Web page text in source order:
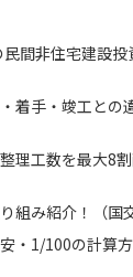
間非住宅建設投
着手・竣工との
理工数を最大8割
組み紹介！（国交
・1/100の計算